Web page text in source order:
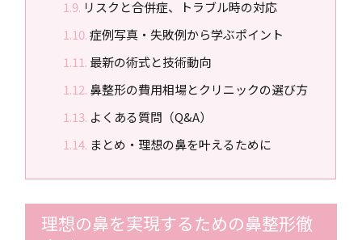
リスクと合併症、トラブル時の対応
症例写真・失敗例から学ぶポイント
最新の術式と技術動向
鼻整形の費用相場とクリニックの選び方
よくある質問（Q&A）
まとめ・理想の鼻を叶えるために
理想の鼻を実現するための鼻整形徹